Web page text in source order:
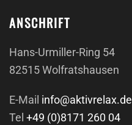
ANSCHRIFT
Hans-Urmiller-Ring 54
82515 Wolfratshausen
E-Mail info@aktivrelax.de
Tel +49 (0)8171 260 04